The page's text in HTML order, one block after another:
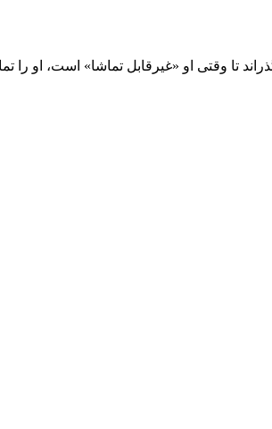
تا وقتی او «غیرقابل تماشا» است، او را